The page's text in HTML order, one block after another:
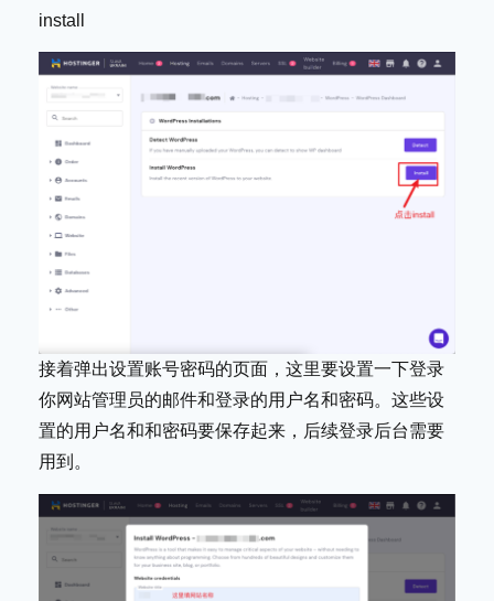
install
接着弹出设置账号密码的页面，这里要设置一下登录
你网站管理员的邮件和登录的用户名和密码。这些设
置的用户名和和密码要保存起来，后续登录后台需要
用到。